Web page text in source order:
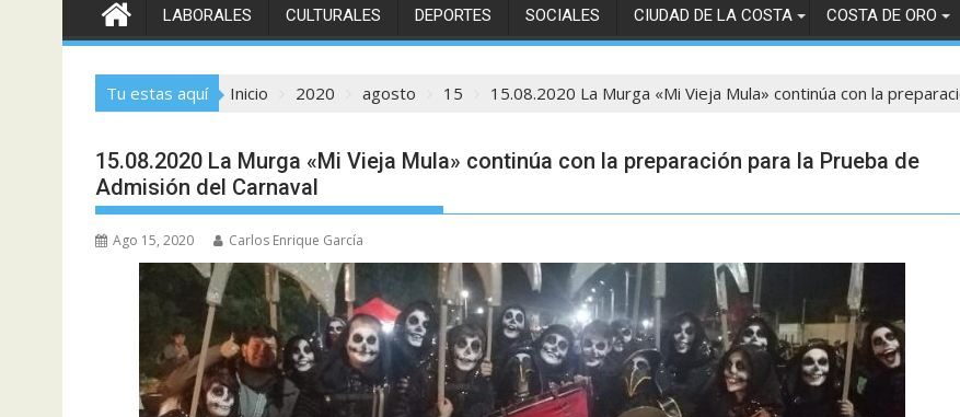
LABORALES CULTURALES DEPORTES SOCIALES CIUDAD DE LA COSTA COSTA DE ORO
Tu estas aquí Inicio 2020 agosto 15 15.08.2020 La Murga «Mi Vieja Mula» continúa con la
15.08.2020 La Murga «Mi Vieja Mula» continúa con la preparación para la Prueba de
Admisión del Carnaval
Ago 15, 2020 Carlos Enrique García